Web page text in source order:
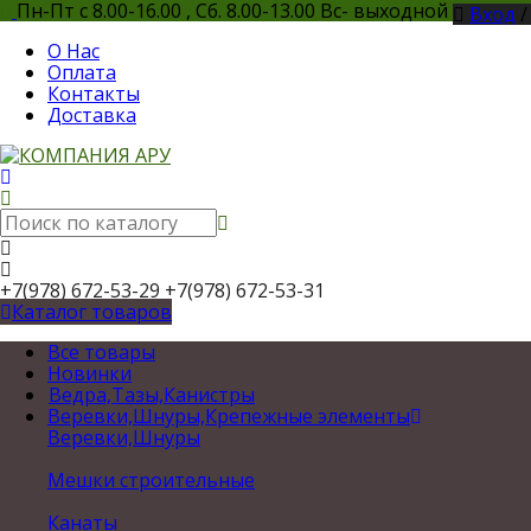
Пн-Пт с 8.00-16.00 , Сб. 8.00-13.00 Вс- выходной Вход /
О Нас
Оплата
Контакты
Доставка
+7(978) 672-53-29 +7(978) 672-53-31
Каталог товаров
Все товары
Новинки
Ведра,Тазы,Канистры
Веревки,Шнуры,Крепежные элементы
Веревки,Шнуры
Мешки строительные
Канаты